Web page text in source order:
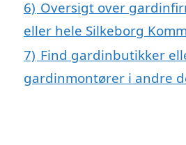
6) Oversigt over
eller hele Silkeborg
7) Find gardinbutikker
gardinmontører i andre